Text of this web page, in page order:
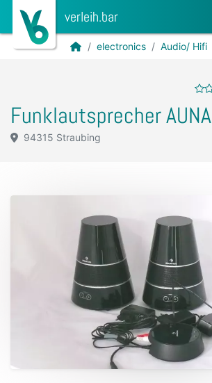
verleih.bar
electronics Audio/ Hifi
Funklautsprecher AUNA
94315 Straubing